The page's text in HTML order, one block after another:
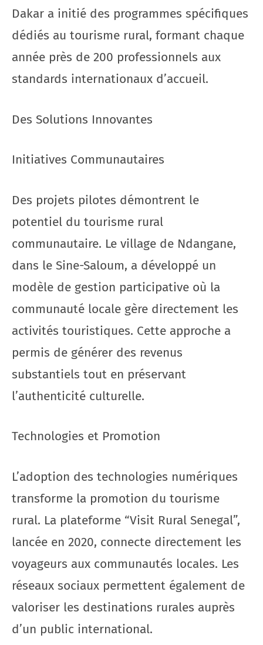
Dakar a initié des programmes spécifiques
dédiés au tourisme rural, formant chaque
année près de 200 professionnels aux
standards internationaux d’accueil.
Des Solutions Innovantes
Initiatives Communautaires
Des projets pilotes démontrent le
potentiel du tourisme rural
communautaire. Le village de Ndangane,
dans le Sine-Saloum, a développé un
modèle de gestion participative où la
communauté locale gère directement les
activités touristiques. Cette approche a
permis de générer des revenus
substantiels tout en préservant
l’authenticité culturelle.
Technologies et Promotion
L’adoption des technologies numériques
transforme la promotion du tourisme
rural. La plateforme “Visit Rural Senegal”,
lancée en 2020, connecte directement les
voyageurs aux communautés locales. Les
réseaux sociaux permettent également de
valoriser les destinations rurales auprès
d’un public international.